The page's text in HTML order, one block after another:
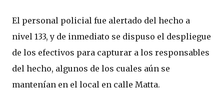
El personal policial fue alertado del hecho a
nivel 133, y de inmediato se dispuso el despliegue
de los efectivos para capturar a los responsables
del hecho, algunos de los cuales aún se
mantenían en el local en calle Matta.